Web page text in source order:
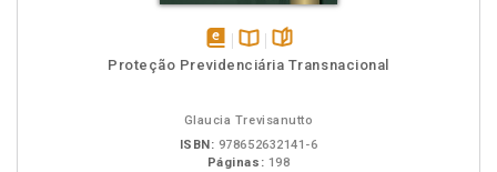
disponívelDisponível
páginas
Proteção Previdenciária Transnacional
Glaucia Trevisanutto
ISBN: 978652632141-6
Páginas: 198